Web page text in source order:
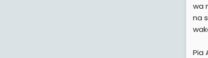
wa
na
Pia